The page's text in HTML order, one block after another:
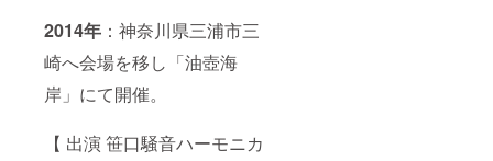
2014年 ：神奈川県三浦市三
崎へ会場を移し「油壺海
岸」にて開催。
【 出演 笹口騒音ハーモニカ